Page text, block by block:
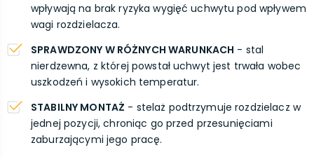
wpływają na brak ryzyka wygięć uchwytu pod wpływem
wagi rozdzielacza.
SPRAWDZONY W RÓŻNYCH WARUNKACH - stal
nierdzewna, z której powstał uchwyt jest trwała wobec
uszkodzeń i wysokich temperatur.
STABILNY MONTAŻ - stelaż podtrzymuje rozdzielacz w
jednej pozycji, chroniąc go przed przesunięciami
zaburzającymi jego pracę.